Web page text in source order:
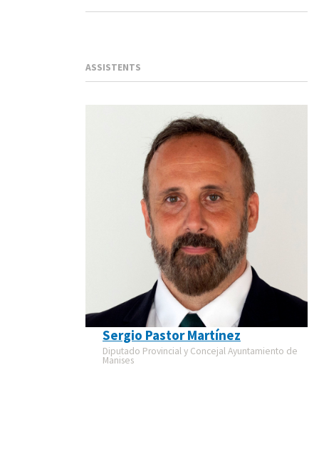
ASSISTENTS
Sergio Pastor Martínez
Diputado Provincial y Concejal Ayuntamiento de
Manises